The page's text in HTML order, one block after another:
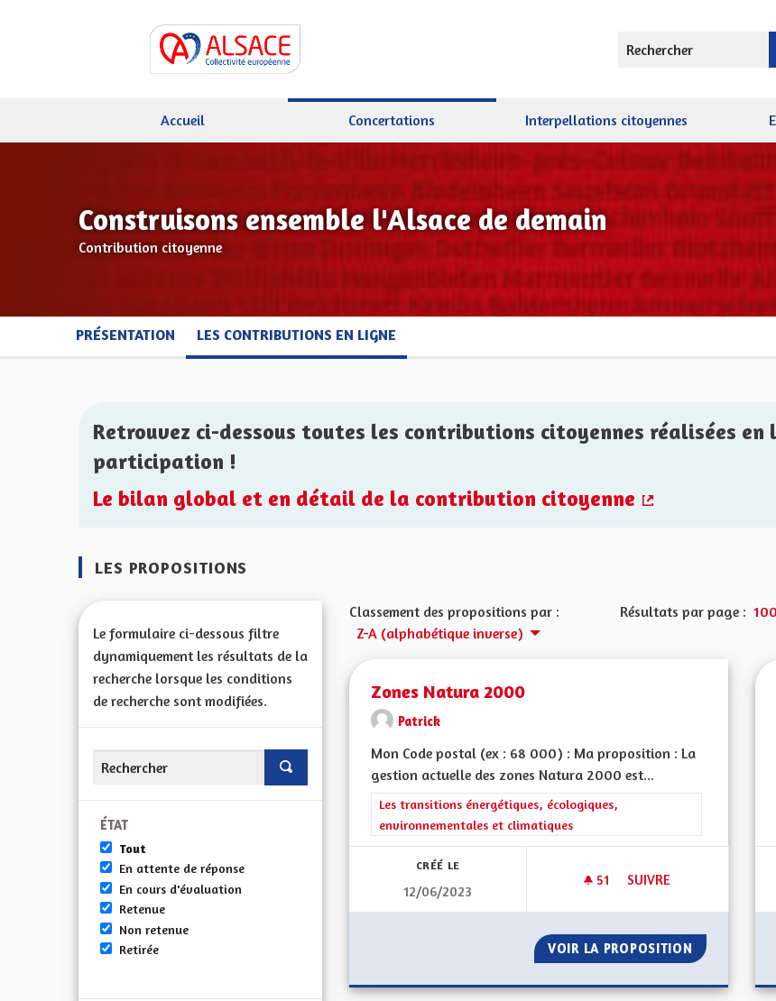
Rechercher
Accueil Concertations Interpellations citoyennes
Construisons ensemble l'Alsace de demain
Contribution citoyenne
PRÉSENTATION LES CONTRIBUTIONS EN LIGNE
Retrouvez ci-dessous toutes les contributions citoyennes réalisées
participation !
Le bilan global et en détail de la contribution citoyenne
LES PROPOSITIONS
Le formulaire ci-dessous filtre
dynamiquement les résultats de la
recherche lorsque les conditions
de recherche sont modifiées.
ÉTAT
Tout
En attente de réponse
En cours d'évaluation
Retenue
Non retenue
Retirée
Classement des propositions par :
Z-A (alphabétique inverse)
Résultats par page : 100
Zones Natura 2000
Patrick
Mon Code postal (ex : 68 000) : Ma proposition : La
gestion actuelle des zones Natura 2000 est...
Filtrer les résultats de la catégorie : Les transitions énergétiques,
Les transitions énergétiques, écologiques,
environnementales et climatiques
CRÉÉ LE
12/06/2023
51 51 ABONNÉS
SUIVRE
VOIR LA PROPOSITION ZONES